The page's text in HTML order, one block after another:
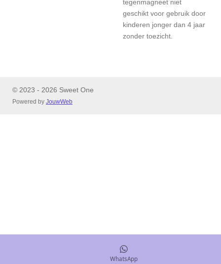
tegenmagneet niet
geschikt voor gebruik door
kinderen jonger dan 4 jaar
zonder toezicht.
© 2023 - 2026 Sweet One
Powered by JouwWeb
WhatsApp